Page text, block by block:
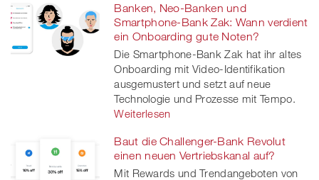
Banken, Neo-Banken und
Smartphone-Bank Zak: Wann verdient
ein Onboarding gute Noten?
Die Smartphone-Bank Zak hat ihr altes
Onboarding mit Video-Identifikation
ausgemustert und setzt auf neue
Technologie und Prozesse mit Tempo.
Weiterlesen
Baut die Challenger-Bank Revolut
einen neuen Vertriebskanal auf?
Mit Rewards und Trendangeboten von